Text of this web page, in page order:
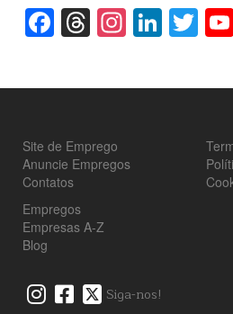
Facebook
Threads
Site de Emprego
Anuncie Empregos
Contatos
Empregos
Empresas A-Z
Blog
Siga-nos!